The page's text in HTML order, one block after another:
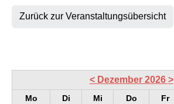
Zurück zur Veranstaltungsübersicht
< Dezember 2026 >
Mo Di Mi Do Fr